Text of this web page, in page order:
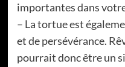
importantes dans
– La tortue est
et de persévérance.
pourrait donc être un